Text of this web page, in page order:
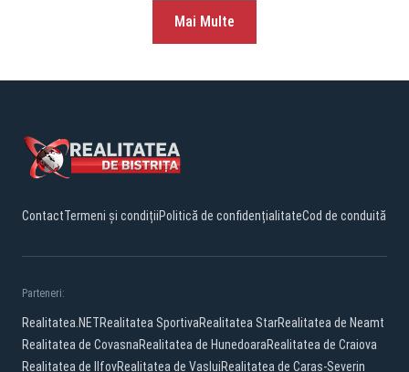
Mai Multe
ContactTermeni și condițiiPolitică de confidențialitateCod de conduită
Parteneri:
Realitatea.NETRealitatea SportivaRealitatea StarRealitatea de Neamt
Realitatea de CovasnaRealitatea de HunedoaraRealitatea de Craiova
Realitatea de IlfovRealitatea de VasluiRealitatea de Caras-Severin